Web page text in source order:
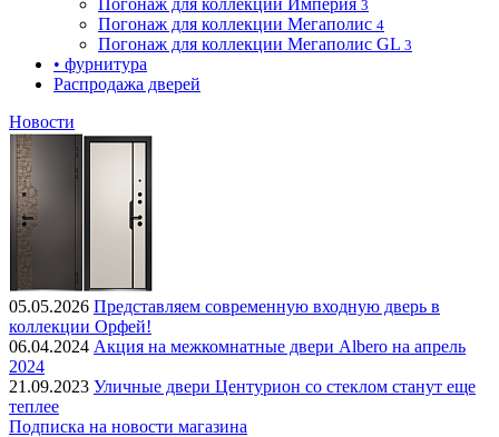
Погонаж для коллекции Империя 3
Погонаж для коллекции Мегаполис 4
Погонаж для коллекции Мегаполис GL 3
• фурнитура
Распродажа дверей
Новости
05.05.2026 Представляем современную входную дверь в
коллекции Орфей!
06.04.2024 Акция на межкомнатные двери Albero на апрель
2024
21.09.2023 Уличные двери Центурион со стеклом станут еще
теплее
Подписка на новости магазина